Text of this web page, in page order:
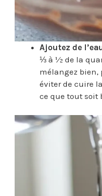
Ajoutez de
⅓ à ½ de la
mélangez bien,
éviter de cuire
ce que tout soit